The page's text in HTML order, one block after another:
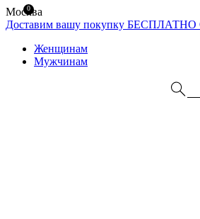
Москва
Доставим вашу покупку БЕСПЛАТНО
Женщинам
Мужчинам
0